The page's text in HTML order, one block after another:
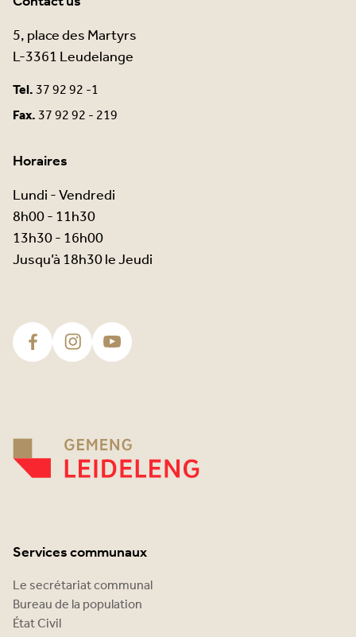
5, place des Martyrs
L-3361 Leudelange
Tel.37 92 92 -1
Fax.37 92 92 - 219
Horaires
Lundi - Vendredi
8h00 - 11h30
13h30 - 16h00
Jusqu’à 18h30 le Jeudi
Services communaux
Le secrétariat communal
Bureau de la population
État Civil